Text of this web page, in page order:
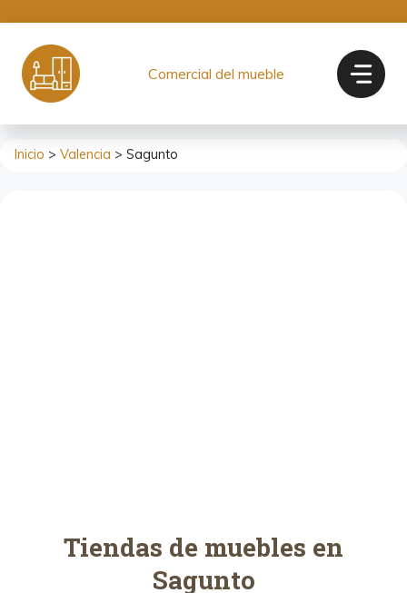
contenido
Comercial del mueble
Inicio > Valencia > Sagunto
Tiendas de muebles en
Sagunto